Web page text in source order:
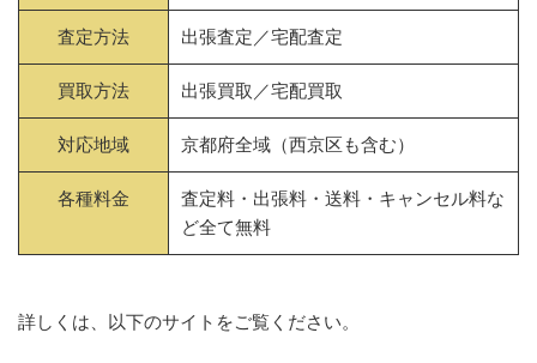
査定方法 出張査定／宅配査定
買取方法 出張買取／宅配買取
対応地域 京都府全域（西京区も含む）
各種料金
査定料・出張料・送料・キャンセル料な
ど全て無料
詳しくは、以下のサイトをご覧ください。